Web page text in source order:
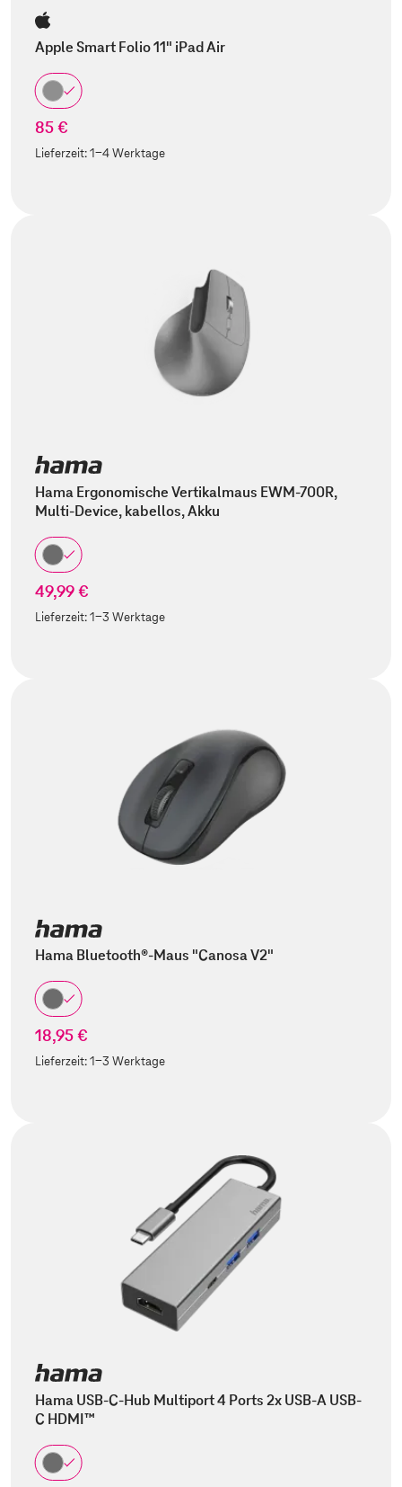
Apple Smart Folio 11" iPad Air
85 €
Lieferzeit:1-4 Werktage
Hama Ergonomische Vertikalmaus EWM-700R,
Multi-Device, kabellos, Akku
49,99 €
Lieferzeit:1-3 Werktage
Hama Bluetooth®-Maus "Canosa V2"
18,95 €
Lieferzeit:1-3 Werktage
Hama USB-C-Hub Multiport 4 Ports 2x USB-A USB-
C HDMI™